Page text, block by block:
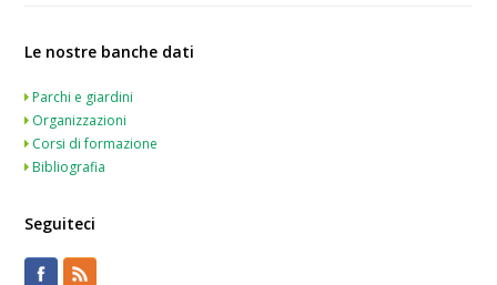
Le nostre banche dati
Parchi e giardini
Organizzazioni
Corsi di formazione
Bibliografia
Seguiteci